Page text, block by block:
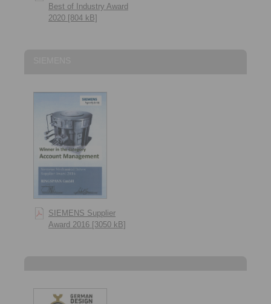
Best of Industry Award
2020 [804 kB]
SIEMENS Supplier
Award 2016 [3050 kB]